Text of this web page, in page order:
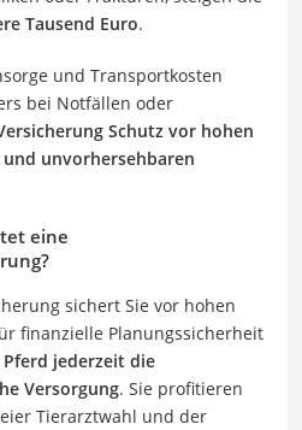
Tausend Euro.
und Transportkosten
bei Notfällen oder
Schutz vor hohen
unvorhersehbaren
eine
sichert Sie vor hohen
finanzielle Planungssicherheit
jederzeit die
Versorgung. Sie profitieren
Tierarztwahl und der